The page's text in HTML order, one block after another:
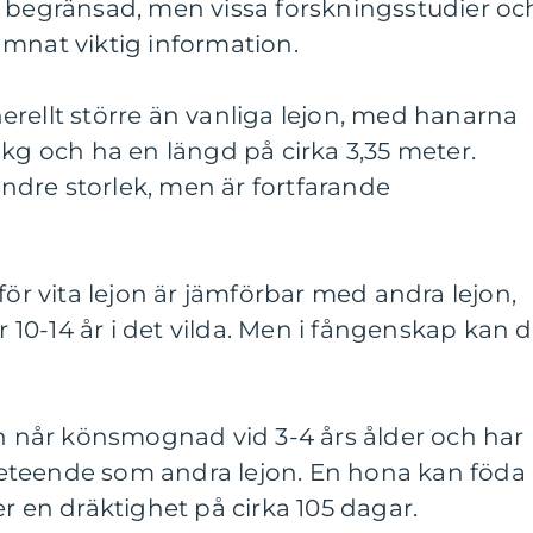
men vissa forskningsstudier
viktig information.
större än vanliga lejon, med hanarna
och ha en längd på cirka 3,35 meter.
storlek, men är fortfarande
vita lejon är jämförbar med andra lejon,
14 år i det vilda. Men i fångenskap kan
når könsmognad vid 3-4 års ålder och har
som andra lejon. En hona kan föda
en dräktighet på cirka 105 dagar.